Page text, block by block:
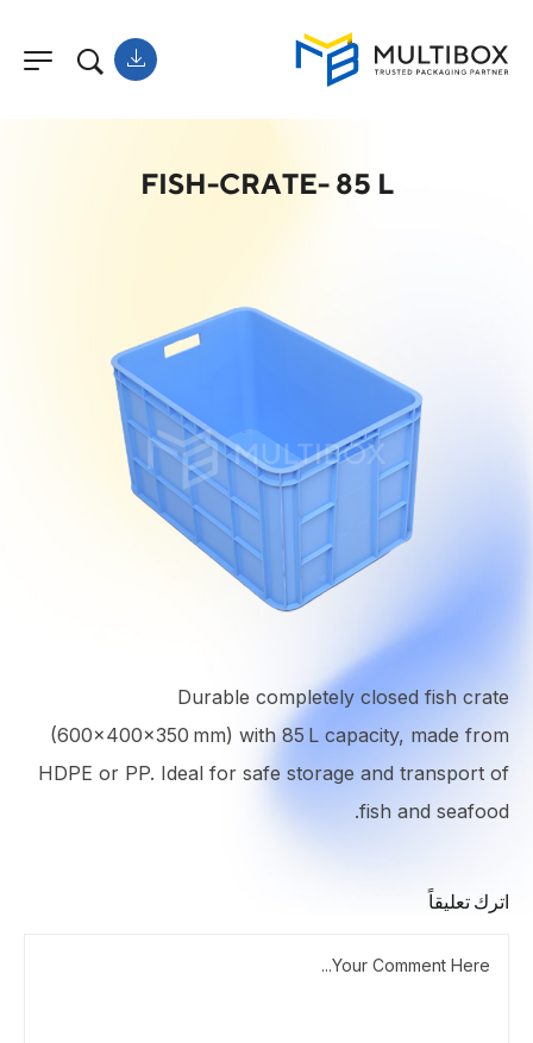
FISH-CRATE- 85 L
Durable completely closed fish crate
(600×400×350 mm) with 85 L capacity, made from
HDPE or PP. Ideal for safe storage and transport of
fish and seafood.
اترك تعليقاً